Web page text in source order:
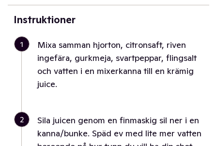
Instruktioner
1
Mixa samman hjorton, citronsaft, riven
ingefära, gurkmeja, svartpeppar, flingsalt
och vatten i en mixerkanna till en krämig
juice.
2
Sila juicen genom en finmaskig sil ner i en
kanna/bunke. Späd ev med lite mer vatten